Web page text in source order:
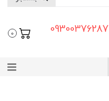
09111961461 - 01154606042 09300376287
0